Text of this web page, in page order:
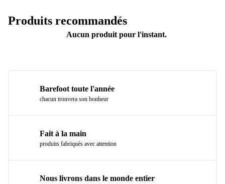
Produits recommandés
Aucun produit pour l'instant.
Barefoot toute l'année
chacun trouvera son bonheur
Fait à la main
produits fabriqués avec attention
Nous livrons dans le monde entier